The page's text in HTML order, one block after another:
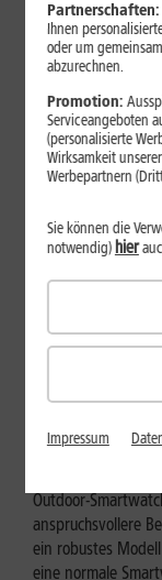
keine
Mehr erfahren
Outdoor-
eignen
Outdoor-
anspruchsvollere
ein robustes
eine normale
Partnerschaften:
Ihnen
oder um
abzurechnen.
Promotion:
Serviceangeboten
(personalisierte
Wirksamkeit
Werbepartnern
Sie können die
notwendig) hier
Impressum